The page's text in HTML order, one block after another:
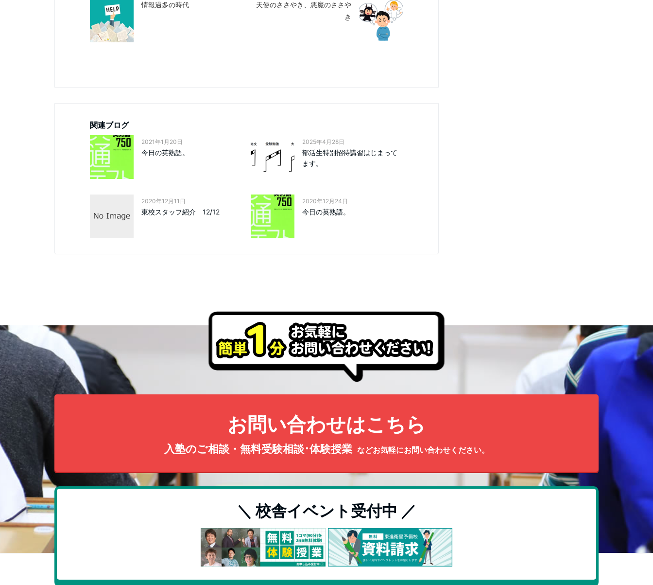
情報過多の時代
天使のささやき、悪魔のささや
き
関連ブログ
2021年1月20日
今日の英熟語。
2025年4月28日
部活生特別招待講習はじまって
ます。
2020年12月11日
東校スタッフ紹介 12/12
2020年12月24日
今日の英熟語。
お問い合わせはこちら
入塾のご相談・無料受験相談･体験授業 などお気軽にお問い合わせください。
＼ 校舎イベント受付中 ／